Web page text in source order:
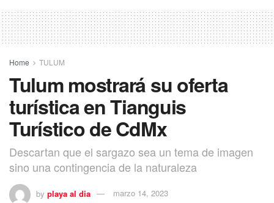
Home TULUM
Tulum mostrará su oferta
turística en Tianguis
Turístico de CdMx
Descartan que el sargazo sea un tema de imagen
sino una contingencia de la naturaleza
by playa al dia marzo 14, 2023